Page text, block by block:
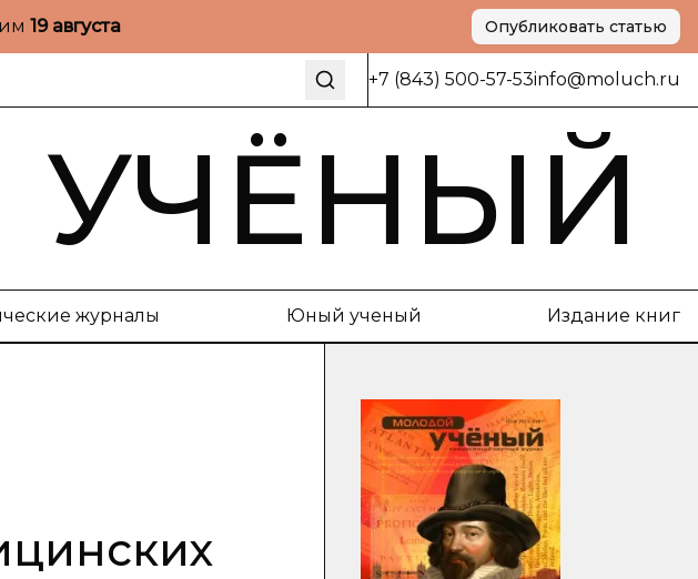
19 августа Опубликовать статью
+7 (843) 500-57-53info@moluch.ru
журналы Юный ученый Издание книг